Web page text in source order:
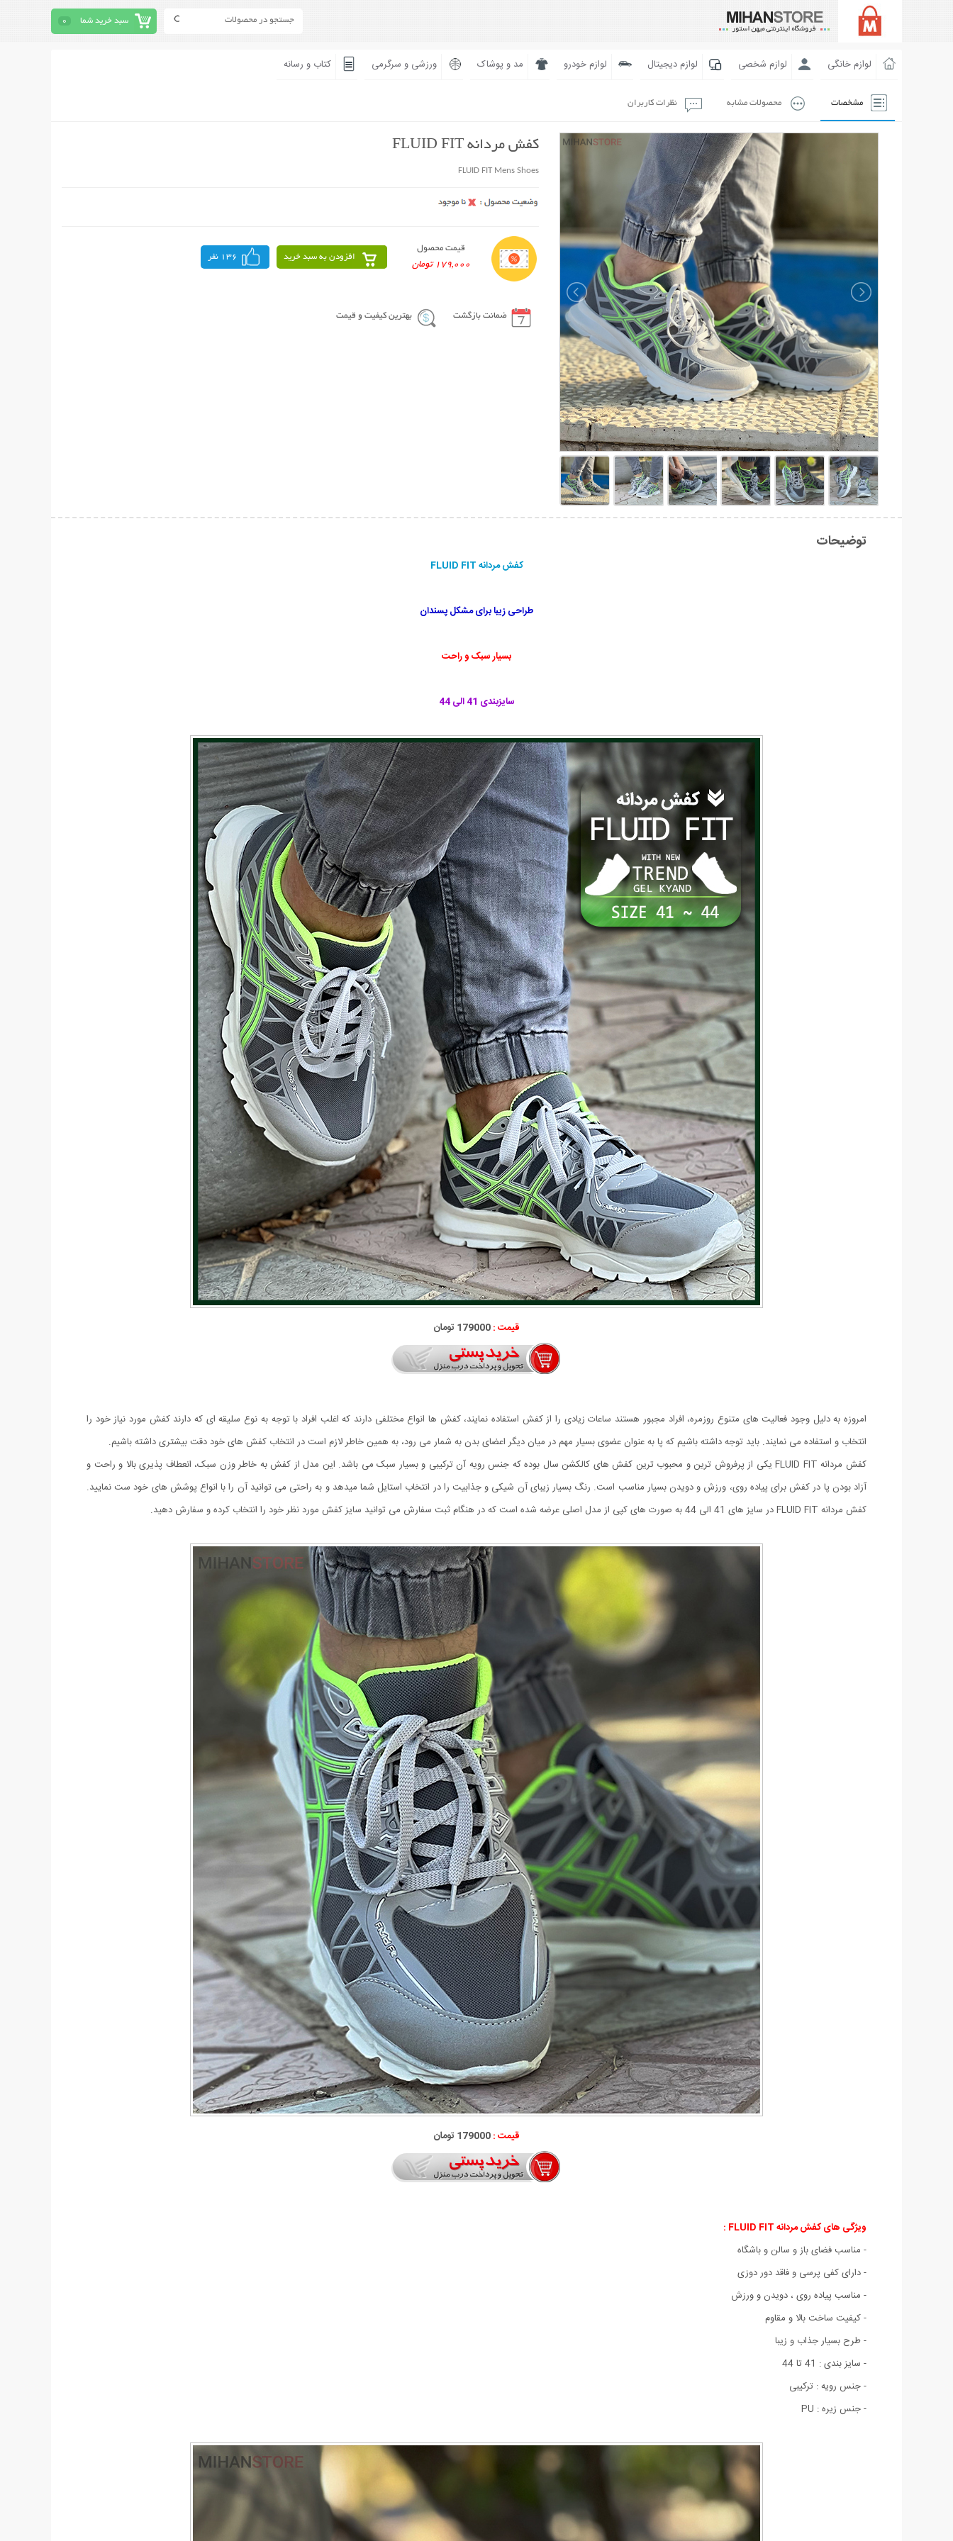
سبد خرید شما 0
لوازم خانگی لوازم شخصی لوازم دیجیتال لوازم خودرو مد و پوشاک ورزشی و سرگرمی کتاب و رسانه
مشخصات محصولات مشابه نظرات کاربران
کفش مردانه FLUID FIT
FLUID FIT Mens Shoes
قیمت محصول
179,000 تومان
افزودن به سبد خرید 136 نفر
ضمانت بازگشت بهترین کیفیت و قیمت
توضیحات
کفش مردانه FLUID FIT
طراحی زیبا برای مشکل پسندان
بسیار سبک و راحت
سایزبندی 41 الی 44
قیمت :179000 تومان
امروزه به دلیل وجود فعالیت های متنوع روزمره، افراد مجبور هستند ساعات زیادی را از کفش استفاده نمایند، کفش ها انواع مختلفی دارند که اغلب افراد با توجه به نوع سلیقه ای که دارند کفش مورد نیاز خود را
انتخاب و استفاده می نمایند. باید توجه داشته باشیم که پا به عنوان عضوی بسیار مهم در میان دیگر اعضای بدن به شمار می رود، به همین خاطر لازم است در انتخاب کفش های خود دقت بیشتری داشته باشیم.
کفش مردانه FLUID FIT یکی از پرفروش ترین و محبوب ترین کفش های کالکشن سال بوده که جنس رویه آن ترکیبی و بسیار سبک می باشد. این مدل از کفش به خاطر وزن سبک، انعطاف پذیری بالا و راحت و
آزاد بودن پا در کفش برای پیاده روی، ورزش و دویدن بسیار مناسب است. رنگ بسیار زیبای آن شیکی و جذابیت را در انتخاب استایل شما میدهد و به راحتی می توانید آن را با انواع پوشش های خود ست نمایید.
کفش مردانه FLUID FIT در سایز های 41 الی 44 به صورت های کپی از مدل اصلی عرضه شده است که در هنگام ثبت سفارش می توانید سایز کفش مورد نظر خود را انتخاب کرده و سفارش دهید.
قیمت :179000 تومان
ویژگی های کفش مردانه FLUID FIT
:
- مناسب فضای باز و سالن و باشگاه
- دارای کفی پرسی و فاقد دور دوزی
- مناسب پیاده روی ، دویدن و ورزش
- کیفیت ساخت بالا و مقاوم
- طرح بسیار جذاب و زیبا
- سایز بندی : 41 تا 44
- جنس رویه : ترکیبی
- جنس زیره : PU